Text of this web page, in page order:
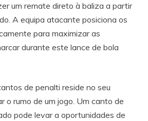
um remate direto à baliza a partir
A equipa atacante posiciona os
para maximizar as
durante este lance de bola
de penalti reside no seu
o rumo de um jogo. Um canto de
pode levar a oportunidades de